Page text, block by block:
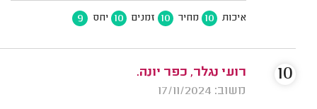
איכות 10 מחיר 10 זמנים 10 יחס 9
רועי נגלר, כפר יונה.
משוב: 17/11/2024
10